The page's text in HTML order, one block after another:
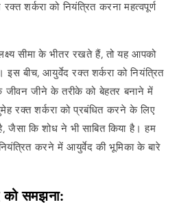
शर्करा को नियंत्रित करना महत्वपूर्ण
सीमा के भीतर रखते हैं, तो यह आपको
बीच, आयुर्वेद रक्त शर्करा को नियंत्रित
जीने के तरीके को बेहतर बनाने में
रक्त शर्करा को प्रबंधित करने के लिए
जैसा कि शोध ने भी साबित किया है। हम
करने में आयुर्वेद की भूमिका के बारे
को समझना: